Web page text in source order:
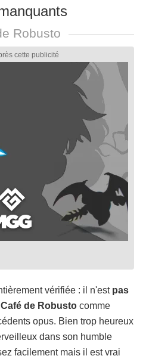
Robusto
vérifiée : il n'est pas
de Robusto comme
opus. Bien trop heureux
dans son humble
facilement mais il est vrai